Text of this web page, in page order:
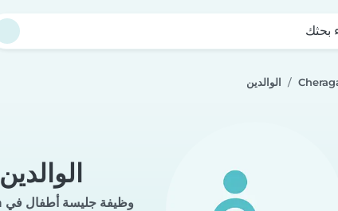
بحثك
الوالدين
الوالدين
وظيفة جليسة أطفال في Cheraga